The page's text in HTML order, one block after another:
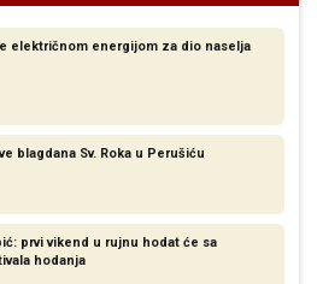
električnom energijom za dio naselja
blagdana Sv. Roka u Perušiću
prvi vikend u rujnu hodat će sa
hodanja